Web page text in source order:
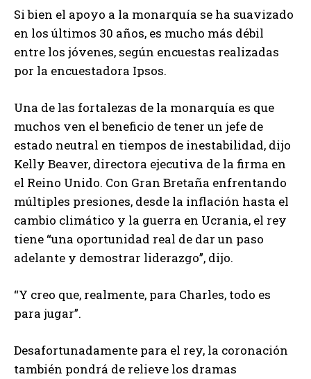
Si bien el apoyo a la monarquía se ha suavizado
en los últimos 30 años, es mucho más débil
entre los jóvenes, según encuestas realizadas
por la encuestadora Ipsos.
Una de las fortalezas de la monarquía es que
muchos ven el beneficio de tener un jefe de
estado neutral en tiempos de inestabilidad, dijo
Kelly Beaver, directora ejecutiva de la firma en
el Reino Unido. Con Gran Bretaña enfrentando
múltiples presiones, desde la inflación hasta el
cambio climático y la guerra en Ucrania, el rey
tiene “una oportunidad real de dar un paso
adelante y demostrar liderazgo”, dijo.
“Y creo que, realmente, para Charles, todo es
para jugar”.
Desafortunadamente para el rey, la coronación
también pondrá de relieve los dramas